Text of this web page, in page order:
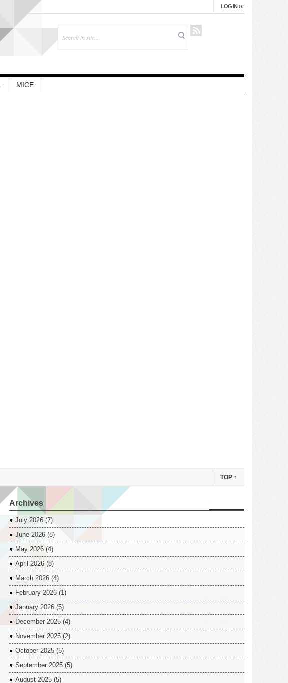
LOG IN or
MICE
TOP ↑
Archives
July 2026 (7)
June 2026 (8)
May 2026 (4)
April 2026 (8)
March 2026 (4)
February 2026 (1)
January 2026 (5)
December 2025 (4)
November 2025 (2)
October 2025 (5)
September 2025 (5)
August 2025 (5)